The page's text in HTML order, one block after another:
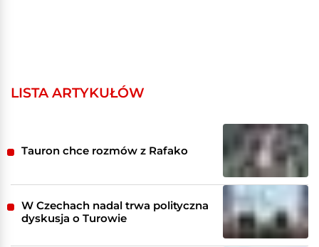
LISTA ARTYKUŁÓW
Tauron chce rozmów z Rafako
W Czechach nadal trwa polityczna
dyskusja o Turowie